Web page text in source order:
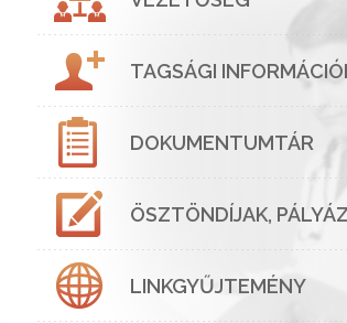
TAGSÁGI
DOKUMENTUMTÁR
ÖSZTÖNDÍJAK,
LINKGYŰJTEMÉNY